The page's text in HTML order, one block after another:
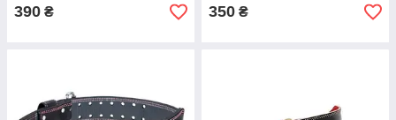
390 ₴ 350 ₴